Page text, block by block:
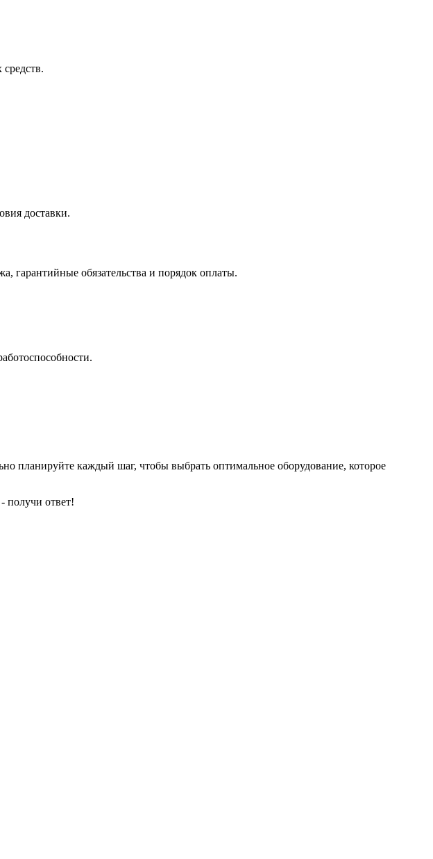
доставки.
гарантийные обязательства и порядок оплаты.
планируйте каждый шаг, чтобы выбрать оптимальное оборудование, которое
получи ответ!